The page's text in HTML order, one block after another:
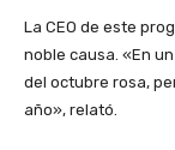
La CEO de este
noble causa. «En
del octubre rosa,
año», relató.